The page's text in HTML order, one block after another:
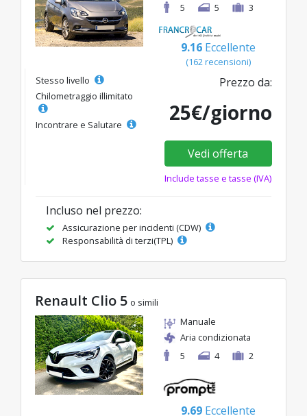
5
5 3
9.16 Eccellente
(162 recensioni)
Stesso livello
Chilometraggio illimitato
Incontrare e Salutare
Prezzo da:
25€/giorno
Vedi offerta
Include tasse e tasse (IVA)
Incluso nel prezzo:
Assicurazione per incidenti (CDW)
Responsabilità di terzi(TPL)
Renault Clio 5 o simili
Manuale
Aria condizionata
5
4 2
9.69 Eccellente